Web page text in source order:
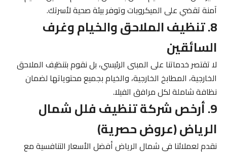
آمنة تقضي على الميكروبات وتوفر بيئة صحية لأسرتك.
8. تنظيف الملاحق والخيام وغرف
السائقين
لا تقتصر خدماتنا على المبنى الرئيسي، بل نقوم بتنظيف الملاحق
الخارجية، المطابخ الخارجية، والخيام بجميع محتوياتها لضمان
نظافة شاملة لكل مرافق الفيلا.
9. أرخص شركة تنظيف فلل شمال
الرياض (عروض حصرية)
نقدم لعملائنا في شمال الرياض أفضل الأسعار التنافسية مع